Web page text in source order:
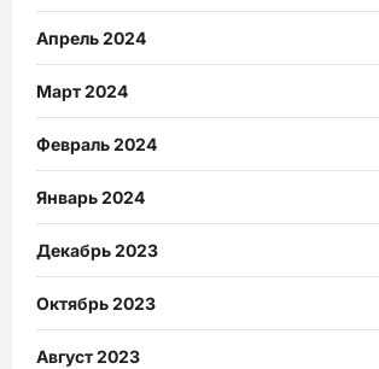
Апрель 2024
Март 2024
Февраль 2024
Январь 2024
Декабрь 2023
Октябрь 2023
Август 2023